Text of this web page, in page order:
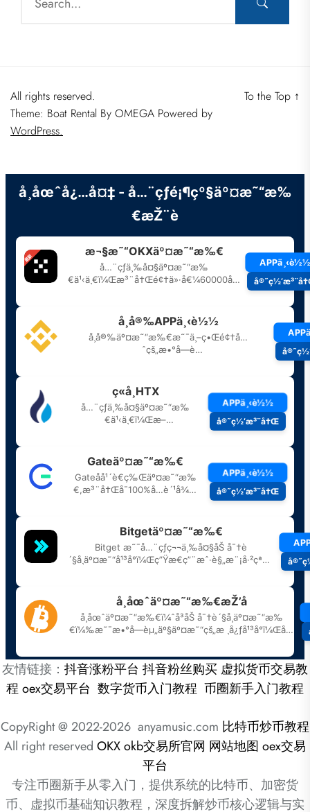
All rights reserved.
Theme: Boat Rental By OMEGA Powered by
WordPress.
To the Top ↑
友情链接： 抖音涨粉平台 抖音粉丝购买虚拟货币交易教
程oex交易平台 数字货币入门教程 币圈新手入门教程
CopyRight @ 2022-2026 anyamusic.com 比特币炒币教程
All right reserved OKXokb交易所官网 网站地图 oex交易
平台
专注币圈新手从零入门，提供系统的比特币、加密货
币、虚拟币基础知识教程，深度拆解炒币核心逻辑与实